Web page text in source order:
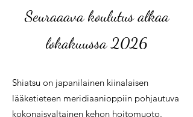
Seuraaava koulutus alkaa
lokakuussa 2026
Shiatsu on japanilainen kiinalaisen
lääketieteen meridiaanioppiin pohjautuva
kokonaisvaltainen kehon hoitomuoto.